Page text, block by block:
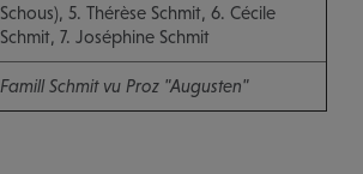
Schous), 5. Thérèse Schmit, 6. Cécile
Schmit, 7. Joséphine Schmit
Famill Schmit vu Proz "Augusten"